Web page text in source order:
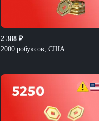
2 388 ₽
2000 робуксов, США